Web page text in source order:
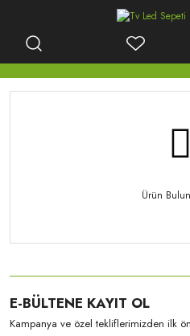
Ürün
E-BÜLTENE KAYIT OL
Kampanya ve özel tekliflerimizden ilk